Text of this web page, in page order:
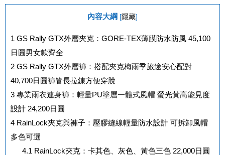
內容大綱 [隱藏]
1 GS Rally GTX外層夾克：GORE-TEX薄膜防水防風 45,100
日圓男女款齊全
2 GS Rally GTX外層褲：搭配夾克梅雨季旅途安心配對
40,700日圓褲管長拉鍊方便穿脫
3 專業雨衣連身褲：輕量PU塗層一體式風帽 螢光黃高能見度
設計 24,200日圓
4 RainLock夾克與褲子：壓膠縫線輕量防水設計 可拆卸風帽
多色可選
4.1 RainLock夾克：卡其色、灰色、黃色三色 22,000日圓